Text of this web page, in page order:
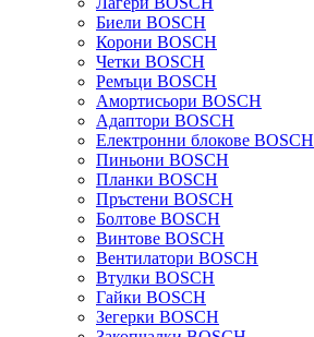
Биели BOSCH
Корони BOSCH
Четки BOSCH
Ремъци BOSCH
Амортисьори BOSCH
Адаптори BOSCH
Електронни блокове BOSCH
Пиньони BOSCH
Планки BOSCH
Пръстени BOSCH
Болтове BOSCH
Винтове BOSCH
Вентилатори BOSCH
Втулки BOSCH
Гайки BOSCH
Зегерки BOSCH